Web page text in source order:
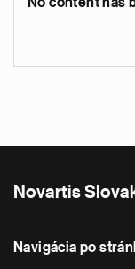
Novartis
Navigácia po